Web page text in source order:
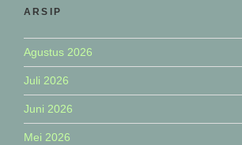
ARSIP
Agustus 2026
Juli 2026
Juni 2026
Mei 2026